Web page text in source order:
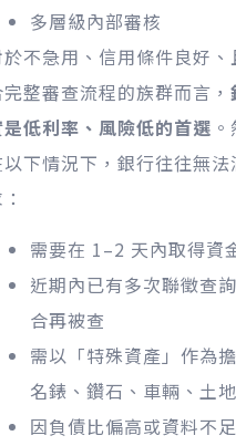
多層級內部審核
不急用、信用條件良好、
完整審查流程的族群而言，
低利率、風險低的首選
下情況下，銀行往往無法
需要在 1–2 天內取得資
近期內已有多次聯徵查
合再被查
需以「特殊資產」作為
名錶、鑽石、車輛、土地
因負債比偏高或資料不